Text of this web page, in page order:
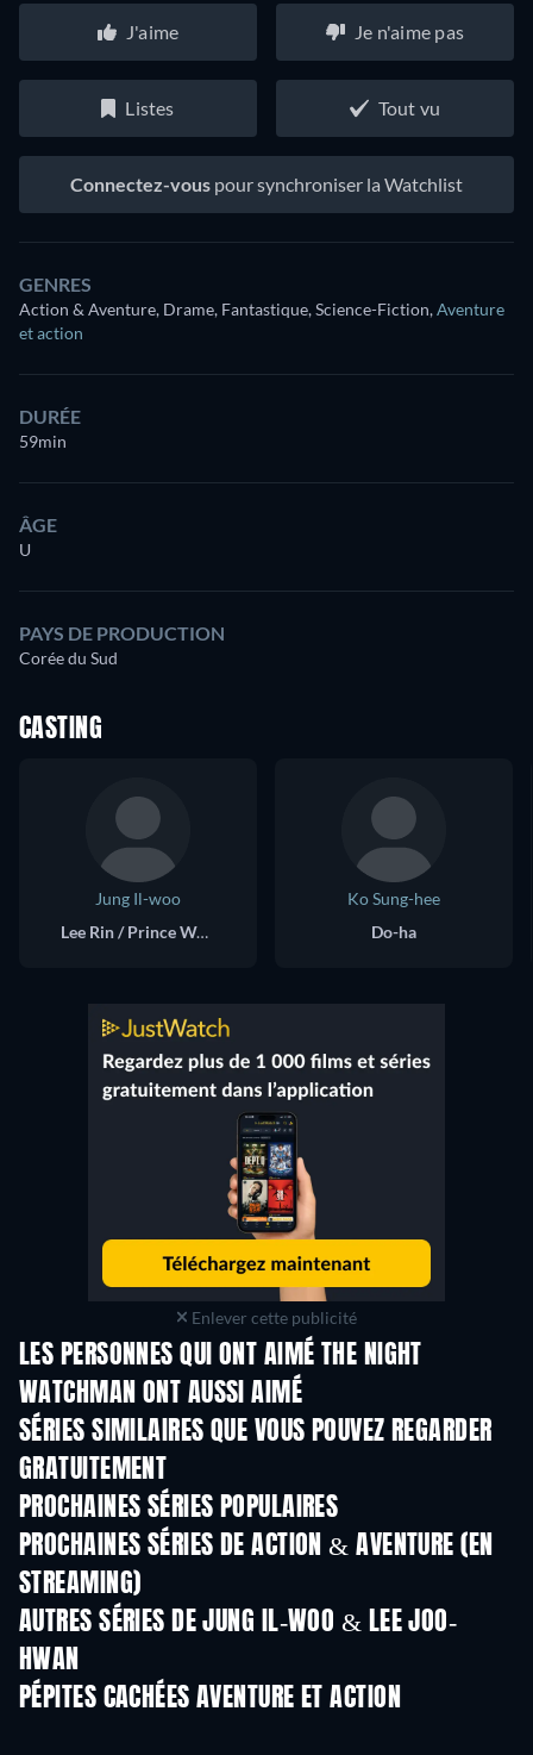
J'aime Je n'aime pas
Listes Tout vu
Connectez-vous pour synchroniser la Watchlist
GENRES
Action & Aventure, Drame, Fantastique, Science-Fiction,Aventure
et action
DURÉE
59min
ÂGE
U
PAYS DE PRODUCTION
Corée du Sud
CASTING
Jung Il-woo
Lee Rin / Prince Wal Gang
Ko Sung-hee
Do-ha
Enlever cette publicité
LES PERSONNES QUI ONT AIMÉ THE NIGHT
WATCHMAN ONT AUSSI AIMÉ
Série
SÉRIES SIMILAIRES QUE VOUS POUVEZ REGARDER
GRATUITEMENTSérie
PROCHAINES SÉRIES POPULAIRES
Série Série
PROCHAINES SÉRIES DE ACTION & AVENTURE (EN
STREAMING)Saison 2
AUTRES SÉRIES DE JUNG IL-WOO & LEE JOO-
HWAN
PÉPITES CACHÉES AVENTURE ET ACTION